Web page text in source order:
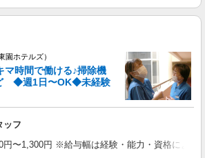
園ホテルズ）
マ時間で働ける♪掃除機
◆週1日〜OK◆未経験
ッフ
〜1,300円 ※給与幅は経験・能力・資格による